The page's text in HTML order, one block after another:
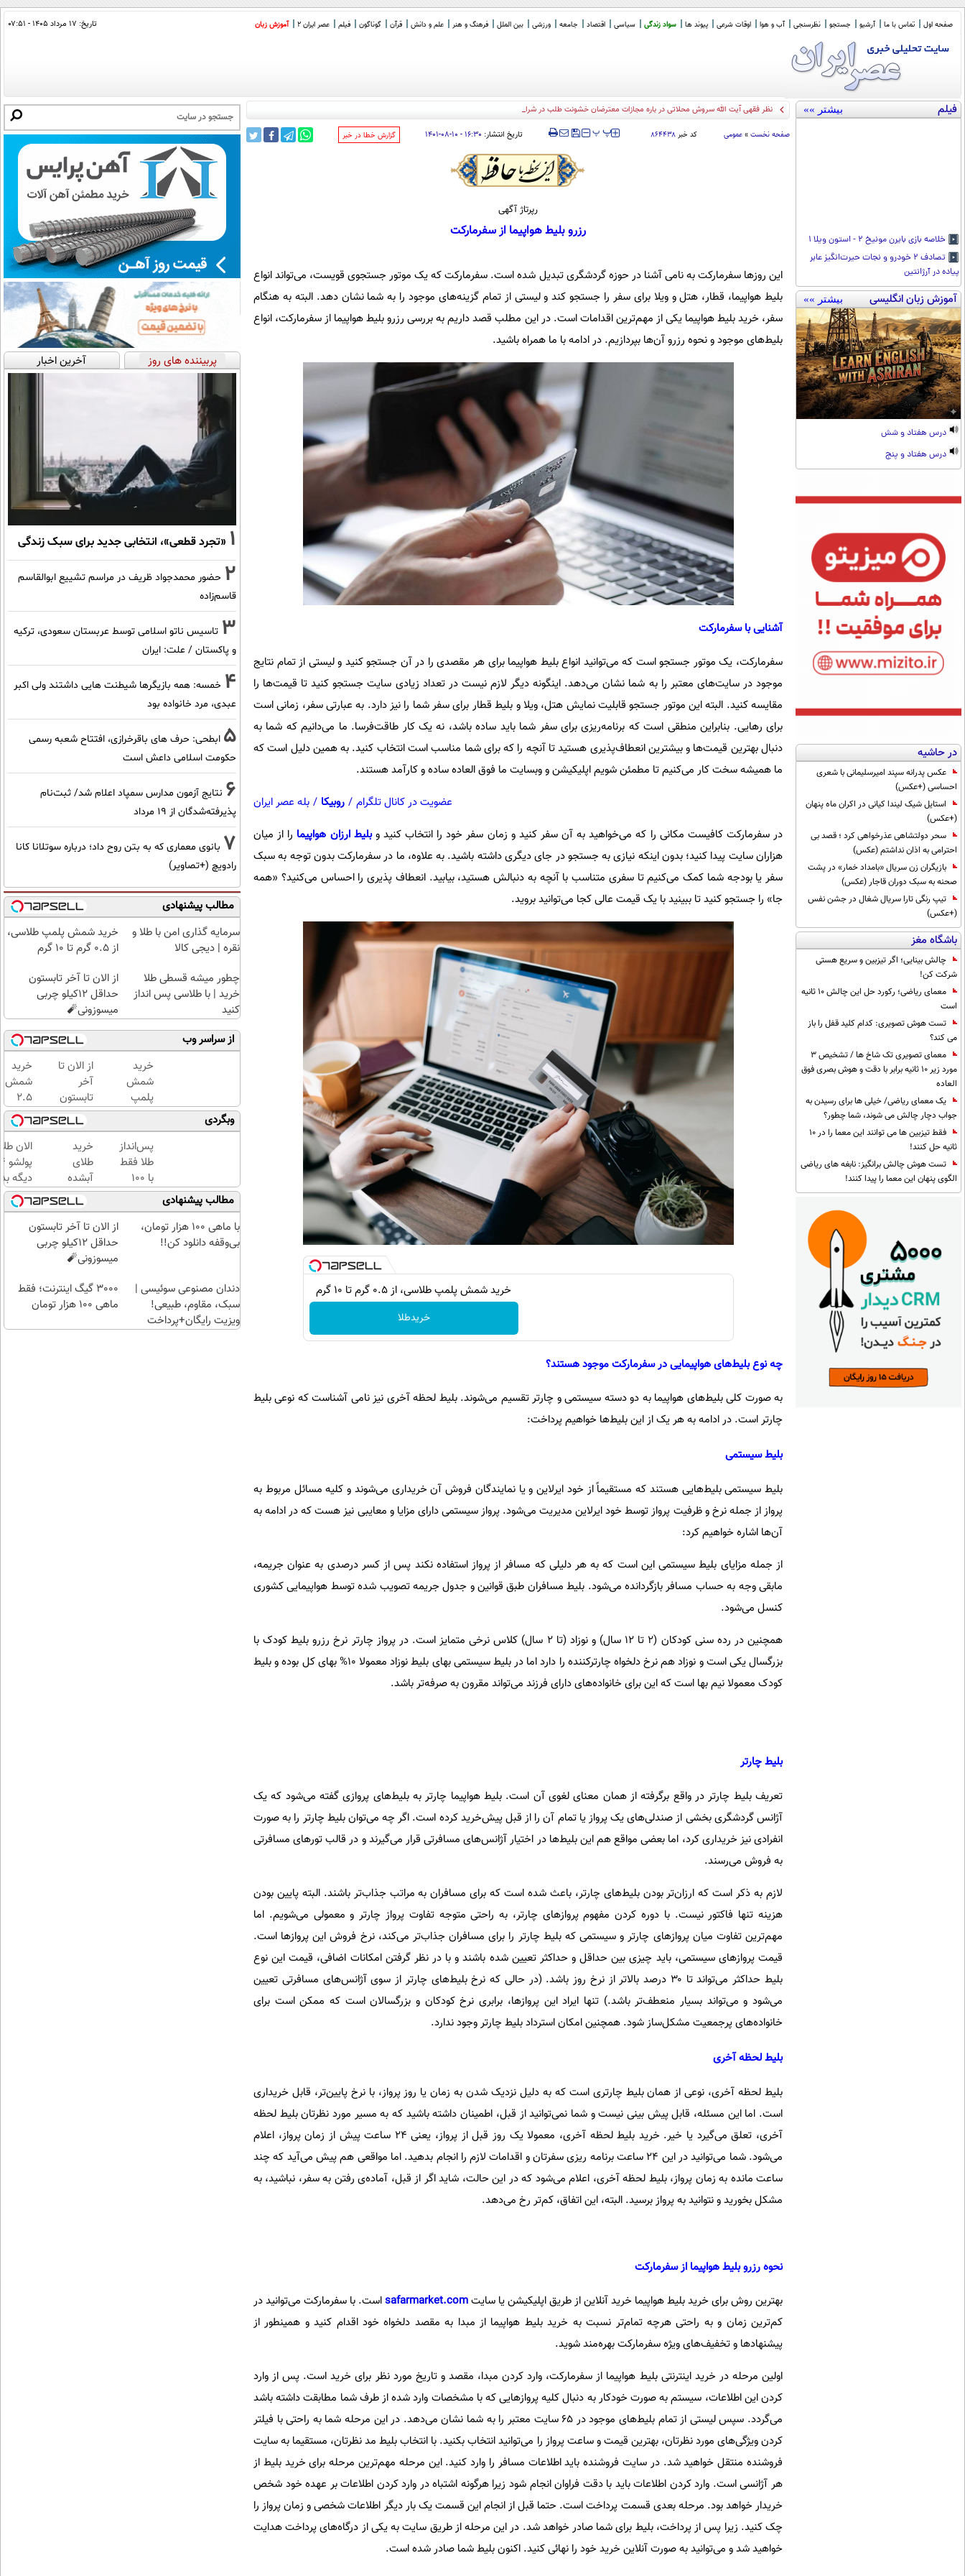
صفحه اول تماس با ما آرشیو جستجو نظرسنجی آب و هوا اوقات شرعی پیوند ها سواد زندگی سیاسی اقتصاد جامعه ورزشی بین الملل فرهنگ و هنر علم و دانش قرآن گوناگون فیلم عصر ایران 2 آموزش زبان تاریخ: ۱۷ مرداد ۱۴۰۵ - ۰۷:۵۱
فیلم بیشتر »»
خلاصه بازی بایرن مونیخ ۲ - استون ویلا ۱
تصادف ۲ خودرو و نجات حیر‌ت‌انگیز عابر
پیاده در آرژانتین
آموزش زبان انگلیسی بیشتر »»
درس هفتاد و شش
درس هفتاد و پنج
در حاشیه
عکس پدرانه سپند امیرسلیمانی با شعری
احساسی (+عکس)
استایل شیک لیندا کیانی در اکران ماه پنهان
(+عکس)
سحر دولتشاهی عذرخواهی کرد ؛ قصد بی
احترامی به اذان نداشتم (عکس)
بازیگران زن سریال «بامداد خمار» در پشت
صحنه به سبک دوران قاجار (عکس)
تیپ رنگی تارا سریال شغال در جشن نفس
(+عکس)
باشگاه مغز
چالش بینایی؛ اگر تیزبین و سریع هستی
شرکت کن!
معمای ریاضی؛ رکورد حل این چالش 10 ثانیه
است
تست هوش تصویری: کدام کلید قفل را باز
می کند؟
معمای تصویری تک شاخ ها / تشخیص 3
مورد زیر 10 ثانیه برابر با دقت و هوش بصری فوق
العاده
یک معمای ریاضی/ خیلی ها برای رسیدن به
جواب دچار چالش می شوند، شما چطور؟
فقط تیزبین ها می توانند این معما را در 10
ثانیه حل کنند!
تست هوش چالش برانگیز: نابغه های ریاضی
الگوی پنهان این معما را پیدا کنند!
نظر فقهی آیت الله سروش محلاتی در باره مجازات معترضان خشونت طلب در شرایط استیصال اجتماعی
صفحه نخست » عمومی کد خبر ۸۶۴۴۳۸ ‍‍‍ پپ تاریخ انتشار: ۱۶:۳۰ - ۱۰-۰۸-۱۴۰۱ ‌گزارش خطا در خبر
رپرتاژ آگهی
رزرو بلیط هواپیما از سفرمارکت
این روزها سفرمارکت به نامی آشنا در حوزه گردشگری تبدیل شده است. سفرمارکت که یک موتور جستجوی قویست، می‌تواند انواع
بلیط هواپیما، قطار، هتل و ویلا برای سفر را جستجو کند و لیستی از تمام گزینه‌های موجود را به شما نشان دهد. البته به هنگام
سفر، خرید بلیط هواپیما یکی از مهم‌ترین اقدامات است. در این مطلب قصد داریم به بررسی رزرو بلیط هواپیما از سفرمارکت، انواع
بلیط‌های موجود و نحوه رزرو آن‌ها بپردازیم. در ادامه با ما همراه باشید.
آشنایی با سفرمارکت
سفرمارکت، یک موتور جستجو است که می‌توانید انواع بلیط هواپیما برای هر مقصدی را در آن جستجو کنید و لیستی از تمام نتایج
موجود در سایت‌های معتبر را به شما نشان می‌دهد. اینگونه دیگر لازم نیست در تعداد زیادی سایت جستجو کنید تا قیمت‌ها را
مقایسه کنید. البته این موتور جستجو قابلیت نمایش هتل، ویلا و بلیط قطار برای سفر شما را نیز دارد. به عبارتی سفر، زمانی است
برای رهایی. بنابراین منطقی است که برنامه‌ریزی برای سفر شما باید ساده باشد، نه یک کار طاقت‌فرسا. ما می‌دانیم که شما به
دنبال بهترین قیمت‌ها و بیشترین انعطاف‌پذیری هستید تا آنچه را که برای شما مناسب است انتخاب کنید. به همین دلیل است که
ما همیشه سخت کار می‌کنیم تا مطمئن شویم اپلیکیشن و وبسایت ما فوق العاده ساده و کارآمد هستند.
عضویت در کانال تلگرام / روبیکا / بله عصر ایران
در سفرمارکت کافیست مکانی را که می‌خواهید به آن سفر کنید و زمان سفر خود را انتخاب کنید وبلیط ارزان هواپیما را از میان
هزاران سایت پیدا کنید؛ بدون اینکه نیازی به جستجو در جای دیگری داشته باشید. به ‌علاوه، ما در سفرمارکت بدون توجه به سبک
سفر یا بودجه‌ شما کمک می‌کنیم تا سفری متناسب با آنچه به دنبالش هستید، بیابید. انعطاف پذیری را احساس می‌کنید؟ «همه
جا» را جستجو کنید تا ببینید با یک قیمت عالی کجا می‌توانید بروید.
خرید شمش پلمپ طلاسی، از ۰.۵ گرم تا ۱۰ گرم
خریدطلا
چه نوع بلیط‌های هواپیمایی در سفرمارکت موجود هستند؟
به صورت کلی بلیط‌های هواپیما به دو دسته سیستمی و چارتر تقسیم می‌شوند. بلیط لحظه آخری نیز نامی آشناست که نوعی بلیط
چارتر است. در ادامه به هر یک از این بلیط‌ها خواهیم پرداخت:
بلیط سیستمی
بلیط سیستمی بلیط‌هایی هستند که مستقیماً از خود ایرلاین و یا نمایندگان فروش آن خریداری می‌شوند و کلیه مسائل مربوط به
پرواز از جمله نرخ و ظرفیت پرواز توسط خود ایرلاین مدیریت می‌شود. پرواز سیستمی دارای مزایا و معایبی نیز هست که در ادامه به
آن‌ها اشاره خواهیم کرد:
از جمله مزایای بلیط سیستمی این است که به هر دلیلی که مسافر از پرواز استفاده نکند پس از کسر درصدی به عنوان جریمه،
مابقی وجه به حساب مسافر بازگردانده می‌شود. بلیط مسافران طبق قوانین و جدول جریمه تصویب شده توسط هواپیمایی کشوری
کنسل می‌شود.
همچنین در رده سنی کودکان (۲ تا ۱۲ سال) و نوزاد (تا ۲ سال) کلاس نرخی متمایز است. در پرواز چارتر نرخ رزرو بلیط کودک با
بزرگسال یکی است و نوزاد هم نرخ دلخواه چارترکننده را دارد اما در بلیط سیستمی بهای بلیط نوزاد معمولا ۱۰% بهای کل بوده و بلیط
کودک معمولا نیم بها است که این برای خانواده‌های دارای فرزند می‌تواند مقرون به صرفه‌تر باشد.
بلیط چارتر
تعریف بلیط چارتر در واقع برگرفته از همان معنای لغوی آن است. بلیط هواپیما چارتر به بلیط‌‌های پروازی گفته می‌شود که یک
آژانس گردشگری بخشی از صندلی‌های یک پرواز یا تمام آن را از قبل پیش‌خرید کرده است. اگر چه می‌توان بلیط چارتر را به صورت
انفرادی نیز خریداری کرد، اما بعضی مواقع هم این بلیط‌‌ها در اختیار آژانس‌های مسافرتی قرار می‌گیرند و در قالبتورهای مسافرتی
به فروش می‌رسند.
لازم به ذکر است که ارزان‌تر بودن بلیط‌‌های چارتر، باعث شده است که برای مسافران به مراتب جذاب‌تر باشند. البته پایین بودن
هزینه تنها فاکتور نیست. با دوره کردن مفهوم پروازهای چارتر، به راحتی متوجه تفاوت پرواز چارتر و معمولی می‌شویم. اما
مهم‌ترین تفاوت میان پروازهای چارتر و سیستمی که بلیط چارتر را برای مسافران جذاب‌تر می‌کند، نرخ فروش این پروازها است.
قیمت پروازهای سیستمی، باید چیزی بین حداقل و حداکثر تعیین شده باشند و با در نظر گرفتن امکانات اضافی، قیمت این نوع
بلیط حداکثر می‌تواند تا ۳۰ درصد بالاتر از نرخ روز باشد. (در حالی که نرخ بلیط‌‌های چارتر از سوی آژانس‌های مسافرتی تعیین
می‌شود و می‌تواند بسیار منعطف‌تر باشد.) تنها ایراد این پروازها، برابری نرخ کودکان و بزرگسالان است که ممکن است برای
خانواده‌های پرجمعیت مشکل‌ساز شود. همچنین امکان استرداد بلیط چارتر وجود ندارد.
بلیط لحظه آخری
بلیط لحظه آخری، نوعی از همان بلیط چارتری است که به دلیل نزدیک شدن به زمان یا روز پرواز، با نرخ پایین‌تر، قابل خریداری
است. اما این مسئله، قابل پیش بینی نیست و شما نمی‌توانید از قبل، اطمینان داشته باشید که به مسیر مورد نظرتان بلیط لحظه
آخری، تعلق می‌گیرد یا خیر. خرید بلیط لحظه آخری، معمولا یک روز قبل از پرواز، یعنی ۲۴ ساعت پیش از زمان پرواز، اعلام
می‌شود. شما می‌توانید در این ۲۴ ساعت برنامه ریزی سفرتان و اقدامات لازم را انجام بدهید. اما مواقعی هم پیش می‌آید که چند
ساعت مانده به زمان پرواز، بلیط لحظه آخری، اعلام می‌شود که در این حالت، شاید اگر از قبل، آماده‌ی رفتن به سفر، نباشید، به
مشکل بخورید و نتوانید به پرواز برسید. البته، این اتفاق، کم‌تر رخ می‌دهد.
نحوه رزرو بلیط هواپیما از سفرمارکت
بهترین روش برای خرید بلیط هواپیما خرید آنلاین از طریق اپلیکیشن یا سایتsafarmarket.comاست. با سفرمارکت می‌توانید در
کم‌ترین زمان و به راحتی هرچه تمام‌تر نسبت به خرید بلیط هواپیما از مبدا به مقصد دلخواه خود اقدام کنید و همینطور از
پیشنهادها و تخفیف‌های ویژه سفرمارکت بهره‌مند شوید.
اولین مرحله در خرید اینترنتی بلیط هواپیما از سفرمارکت، وارد کردن مبدا، مقصد و تاریخ مورد نظر برای خرید است. پس از وارد
کردن این اطلاعات، سیستم به صورت خودکار به دنبال کلیه پروازهایی که با مشخصات وارد شده از طرف شما مطابقت داشته باشد
می‌گردد. سپس لیستی از تمام بلیط‌های موجود در ۶۵ سایت معتبر را به شما نشان می‌دهد. در این مرحله شما به راحتی با فیلتر
کردن ویژگی‌های مورد نظرتان، بهترین قیمت و ساعت پرواز را می‌توانید انتخاب بکنید. با انتخاب بلیط مد نظرتان، مستقیما به سایت
فروشنده منتقل خواهید شد. در سایت فروشنده باید اطلاعات مسافر را وارد کنید. این مرحله مهم‌ترین مرحله برای خرید بلیط از
هر آژانسی است. وارد کردن اطلاعات باید با دقت فراوان انجام شود زیرا هرگونه اشتباه در وارد کردن اطلاعات بر عهده خود شخص
خریدار خواهد بود. مرحله بعدی قسمت پرداخت است. حتما قبل از انجام این قسمت یک بار دیگر اطلاعات شخصی و زمان پرواز را
چک کنید. زیرا پس از پرداخت، بلیط برای شما صادر خواهد شد. در این مرحله از طریق سایت به یکی از درگاه‌های پرداخت هدایت
خواهید شد و می‌توانید به صورت آنلاین خرید خود را نهائی کنید. اکنون بلیط شما صادر شده است.
پربیننده های روز آخرین اخبار
1 «تجرد قطعی»، انتخابی جدید برای سبک زندگی
2 حضور محمدجواد ظریف در مراسم تشییع ابوالقاسم
قاسم‌زاده
3 تاسیس ناتو اسلامی توسط عربستان سعودی، ترکیه
و پاکستان / علت: ایران
4 خمسه: همه بازیگرها شیطنت هایی داشتند ولی اکبر
عبدی، مرد خانواده بود
5 ابطحی: حرف های باقرخرازی، افتتاح شعبه رسمی
حکومت اسلامی داعش است
6 نتایج آزمون مدارس سمپاد اعلام شد/ ثبت‌نام
پذیرفته‌شدگان از ۱۹ مرداد
7 بانوی معماری که به بتن روح داد؛ درباره سوتلانا کانا
رادویچ (+تصاویر)
مطالب پیشنهادی
سرمایه گذاری امن با طلا و
نقره | دیجی کالا
خرید شمش پلمپ طلاسی،
از ۰.۵ گرم تا ۱۰ گرم
چطور میشه قسطی طلا
خرید | با طلاسی پس انداز
کنید
از الان تا آخر تابستون
حداقل 12کیلو چربی
میسوزونی🧨
از سراسر وب
خرید
شمش
پلمپ
طلاسی،
از ۰.۵
گرم تا
۱۰ گرم
از الان تا
آخر
تابستون
حداقل
12کیلو
چربی
میسوزونی
🧨
خرید
شمش
2.5
گرمی
از
طلاسی
😍
وبگردی
پس‌انداز
طلا فقط
با ۱۰۰
هزارتومان
(امن و
راحت)
خرید
طلای
آبشده
حتی با
۱۰۰هزارتومان
الان
دیگه
طلا با
بی‌بهره
مطالب پیشنهادی
با ماهی 100 هزار تومان،
بی‌وقفه دانلود کن!!
از الان تا آخر تابستون
حداقل 12کیلو چربی
میسوزونی🧨
دندان مصنوعی سوئیسی |
سبک، مقاوم، طبیعی!
ویزیت رایگان+پرداخت
3000 گیگ اینترنت؛ فقط
ماهی 100 هزار تومان